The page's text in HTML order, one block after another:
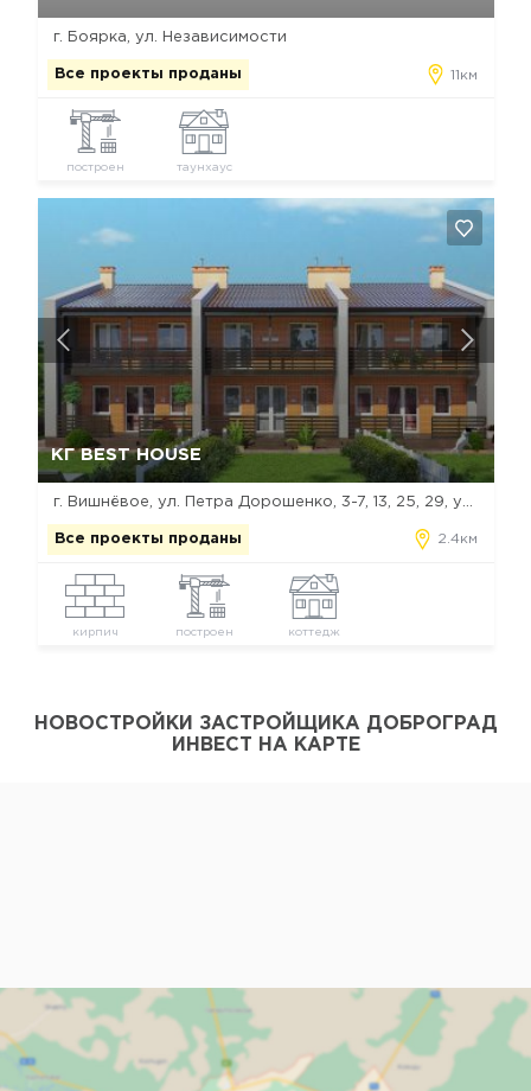
г. Боярка, ул. Независимости
Все проекты проданы 11км
построен таунхаус
КГ BEST HOUSE
г. Вишнёвое, ул. Петра Дорошенко, 3-7, 13, 25, 29, ул. Богдана Хмельницкого, 27, 46, ул. Вишнёвая, 13, ул. Ивана Франко, 18-19, ул. Василия Стуса, 24, ул. Вереснева, 10, 10а, 10б
Все проекты проданы 2.4км
кирпич построен коттедж
Да, удалить Отмена
НОВОСТРОЙКИ ЗАСТРОЙЩИКА ДОБРОГРАД
ИНВЕСТ НА КАРТЕ